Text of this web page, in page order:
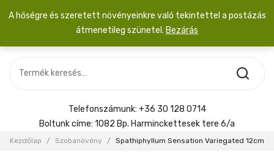
SZOBANÖVÉNY
KIEGÉSZÍTŐK
Menyasszonyi csokor
Telefonszámunk: +36 30 128 0714
Boltunk címe: 1082 Bp. Harminckettesek tere 6/a
Kezdőlap / Szobanövény / Spathiphyllum Sensation Variegated 12cm
A hőségre és szeretett növényeinkre való tekintettel a postázás
átmenetileg szünetel. Bezárás